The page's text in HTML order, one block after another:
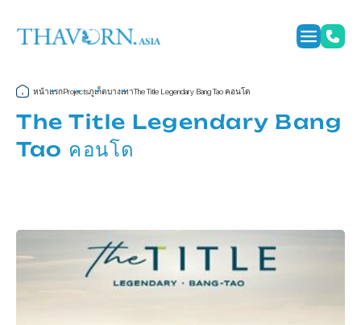
หน้าแรกProjectsภูเก็ตบางเทาThe Title Legendary Bang Tao คอนโด
The Title Legendary Bang
Tao คอนโด